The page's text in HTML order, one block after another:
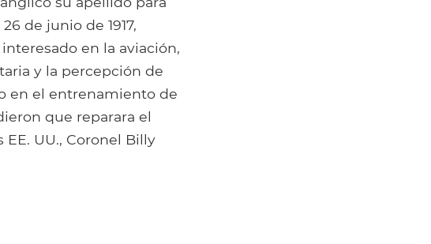
de junio de 1917,
en la aviación,
y la percepción de
en el entrenamiento de
que reparara el
UU., Coronel Billy